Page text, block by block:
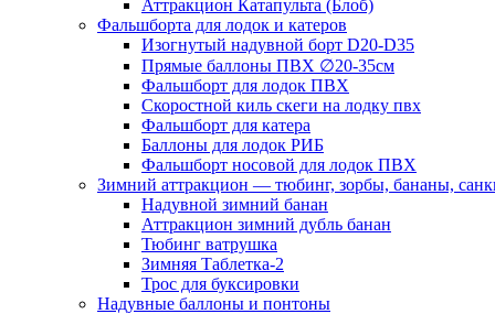
Аттракцион Катапульта (Блоб)
Фальшборта для лодок и катеров
Изогнутый надувной борт D20-D35
Прямые баллоны ПВХ ∅20-35см
Фальшборт для лодок ПВХ
Скоростной киль скеги на лодку пвх
Фальшборт для катера
Баллоны для лодок РИБ
Фальшборт носовой для лодок ПВХ
Зимний аттракцион — тюбинг, зорбы, бананы,
Надувной зимний банан
Аттракцион зимний дубль банан
Тюбинг ватрушка
Зимняя Таблетка-2
Трос для буксировки
Надувные баллоны и понтоны